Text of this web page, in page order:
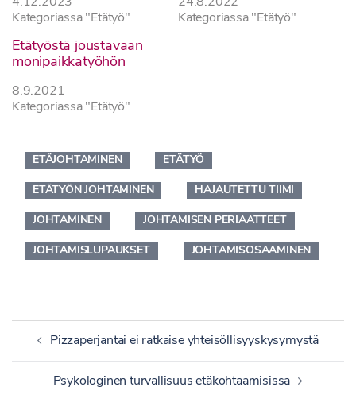
Kategoriassa "Etätyö"
Kategoriassa "Etätyö"
Etätyöstä joustavaan
monipaikkatyöhön
8.9.2021
Kategoriassa "Etätyö"
ETÄJOHTAMINEN ETÄTYÖ
ETÄTYÖN JOHTAMINEN HAJAUTETTU TIIMI
JOHTAMINEN JOHTAMISEN PERIAATTEET
JOHTAMISLUPAUKSET JOHTAMISOSAAMINEN
Artikkelien
selaus
Pizzaperjantai ei ratkaise yhteisöllisyyskysymystä
Psykologinen turvallisuus etäkohtaamisissa